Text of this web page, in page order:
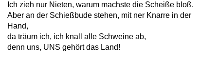
Ich zieh nur Nieten, warum machste die Scheiße bloß.
Aber an der Schießbude stehen, mit ner Knarre in der
Hand,
da träum ich, ich knall alle Schweine ab,
denn uns, UNS gehört das Land!